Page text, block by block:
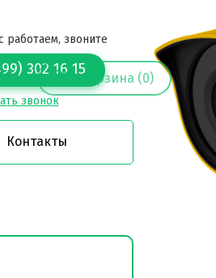
работаем, звоните
302 16 15
звонок
Контакты
Корзина (0)